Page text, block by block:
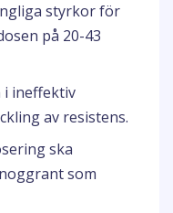
styrkor för
på 20-43
i ineffektiv
av resistens.
ska
som